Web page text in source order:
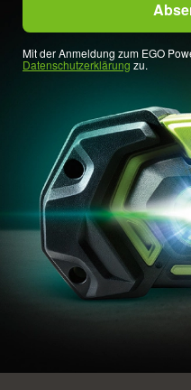
Mit der Anmeldung zum EGO
Datenschutzerklärung zu.